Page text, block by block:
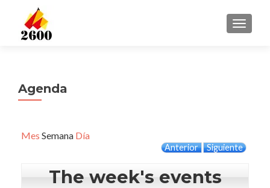
Agenda
Mes Semana Día
Anterior Siguiente
The week's events